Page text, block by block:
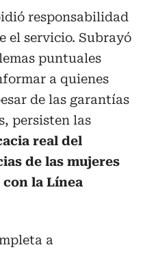
responsabilidad
el servicio. Subrayó
puntuales
a quienes
de las garantías
persisten las
real del
de las mujeres
la Línea
a